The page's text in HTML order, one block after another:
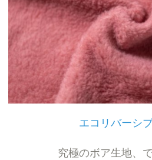
エコリバーシ
究極のボア生地、